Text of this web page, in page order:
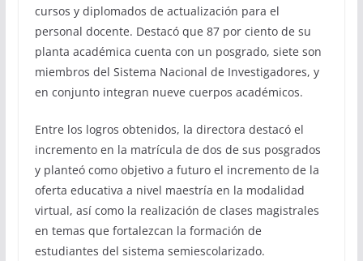
cursos y diplomados de actualización para el
personal docente. Destacó que 87 por ciento de su
planta académica cuenta con un posgrado, siete son
miembros del Sistema Nacional de Investigadores, y
en conjunto integran nueve cuerpos académicos.
Entre los logros obtenidos, la directora destacó el
incremento en la matrícula de dos de sus posgrados
y planteó como objetivo a futuro el incremento de la
oferta educativa a nivel maestría en la modalidad
virtual, así como la realización de clases magistrales
en temas que fortalezcan la formación de
estudiantes del sistema semiescolarizado.